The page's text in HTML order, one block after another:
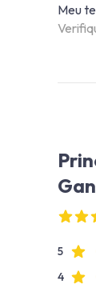
Meu
5
4